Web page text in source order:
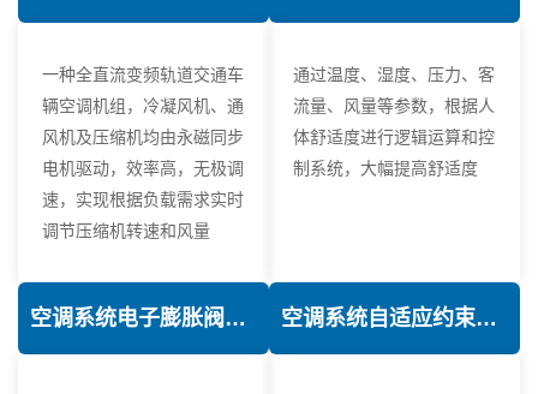
一种全直流变频轨道交通车
辆空调机组，冷凝风机、通
风机及压缩机均由永磁同步
电机驱动，效率高，无极调
速，实现根据负载需求实时
调节压缩机转速和风量
通过温度、湿度、压力、客
流量、风量等参数，根据人
体舒适度进行逻辑运算和控
制系统，大幅提高舒适度
空调系统电子膨胀阀热力学优化技术 空调系统自适应约束控制技术